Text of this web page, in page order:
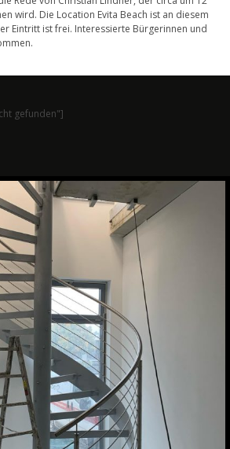
wird. Die Location Evita Beach ist an diesem
Eintritt ist frei. Interessierte Bürgerinnen und
gefunden"]